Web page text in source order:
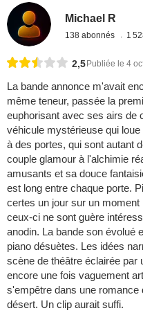
Michael R
138 abonnés 1
2,5 Publiée le 4
La bande annonce m'avait
même teneur, passée la
euphorisant avec ses airs de
véhicule mystérieuse qui
à des portes, qui sont autant
couple glamour à l'alchimie
amusants et sa douce
est long entre chaque porte.
certes un jour sur un
ceux-ci ne sont guère
anodin. La bande son évolué
piano désuètes. Les idées
scène de théâtre éclairée par
encore une fois vaguement
s'empêtre dans une romance
désert. Un clip aurait suffi.